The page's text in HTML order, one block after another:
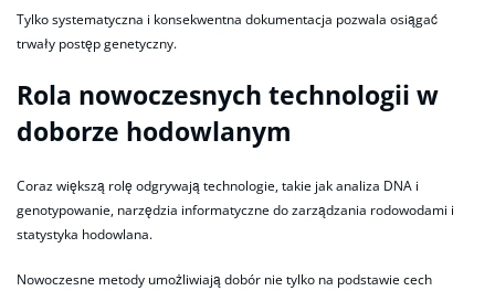
Tylko systematyczna i konsekwentna dokumentacja pozwala osiągać
trwały postęp genetyczny.
Rola nowoczesnych technologii w
doborze hodowlanym
Coraz większą rolę odgrywają technologie, takie jak analiza DNA i
genotypowanie, narzędzia informatyczne do zarządzania rodowodami i
statystyka hodowlana.
Nowoczesne metody umożliwiają dobór nie tylko na podstawie cech